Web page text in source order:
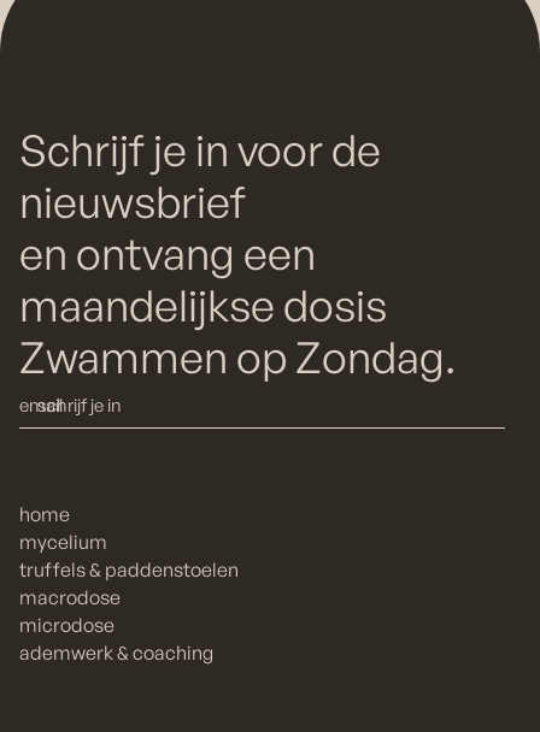
Schrijf je in voor de
nieuwsbrief
en ontvang een
maandelijkse dosis
Zwammen op Zondag.
home
mycelium
truffels & paddenstoelen
macrodose
microdose
ademwerk & coaching